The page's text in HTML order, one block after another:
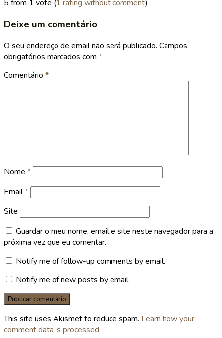
5 from 1 vote (1 rating without comment)
Deixe um comentário
O seu endereço de email não será publicado. Campos
obrigatórios marcados com *
Comentário *
Nome *
Email*
Site
Guardar o meu nome, email e site neste navegador para a
próxima vez que eu comentar.
Notify me of follow-up comments by email.
Notify me of new posts by email.
This site uses Akismet to reduce spam. Learn how your
comment data is processed.